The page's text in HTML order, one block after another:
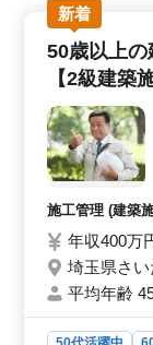
方を条件面で
務が見込める
おり、安定し
業務経験が活
場管理及び施
書類作成、見
ができます。
舗や工場、医
などの経験が
免許が必要で
期待されてい
や月給35万円
らに、通勤手
て働くことが
新着
50歳以上の
【2級建築
施工管理 (建築
年収400万
埼玉県さ
平均年齢